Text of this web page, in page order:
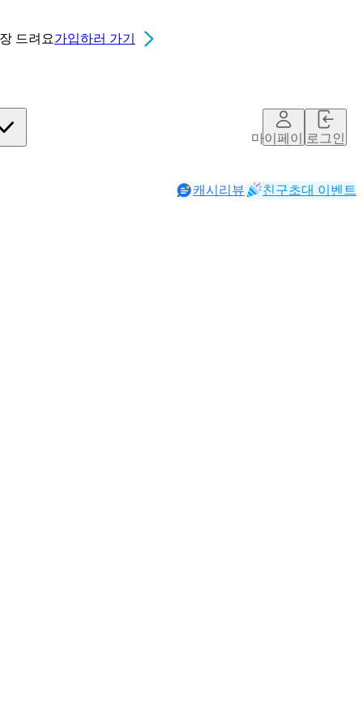
드려요가입하러 가기
마이페이지로그인
캐시리뷰 친구초대 이벤트